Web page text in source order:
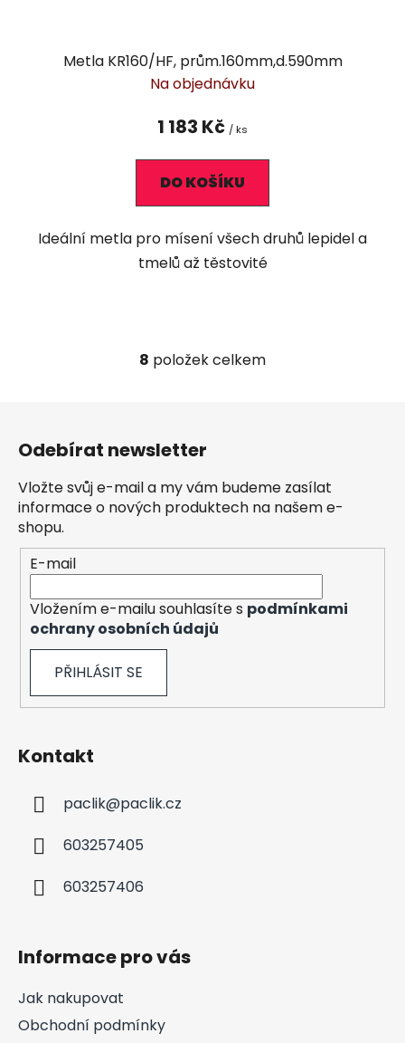
Metla KR160/HF, prům.160mm,d.590mm
Na objednávku
1 183 Kč / ks
DO KOŠÍKU
Ideální metla pro mísení všech druhů lepidel a
tmelů až těstovité
O
d
c
í
r
v
y
v
s
8 položek celkem
Odebírat newsletter
Vložte svůj e-mail a my vám budeme zasílat
informace o nových produktech na našem e-
shopu.
E-mail
Vložením e-mailu souhlasíte s podmínkami
ochrany osobních údajů
PŘIHLÁSIT SE
Kontakt
paclik@paclik.cz
603257405
603257406
Informace pro vás
Jak nakupovat
Obchodní podmínky